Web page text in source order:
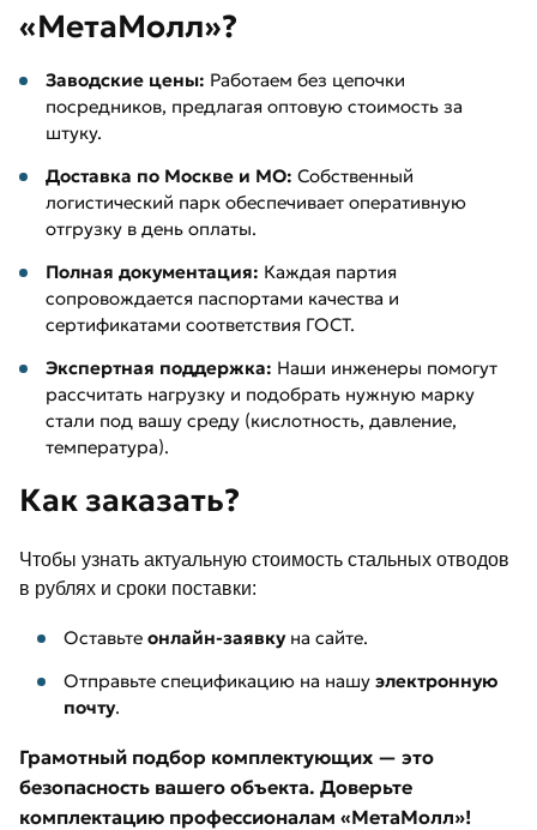
«МетаМолл»?
Заводские цены: Работаем без цепочки
посредников, предлагая оптовую стоимость за
штуку.
Доставка по Москве и МО: Собственный
логистический парк обеспечивает оперативную
отгрузку в день оплаты.
Полная документация: Каждая партия
сопровождается паспортами качества и
сертификатами соответствия ГОСТ.
Экспертная поддержка: Наши инженеры помогут
рассчитать нагрузку и подобрать нужную марку
стали под вашу среду (кислотность, давление,
температура).
Как заказать?
Чтобы узнать актуальную стоимость стальных отводов
в рублях и сроки поставки:
Оставьте онлайн-заявкуна сайте.
Отправьте спецификацию на нашу электронную
почту.
Грамотный подбор комплектующих — это
безопасность вашего объекта. Доверьте
комплектацию профессионалам «МетаМолл»!